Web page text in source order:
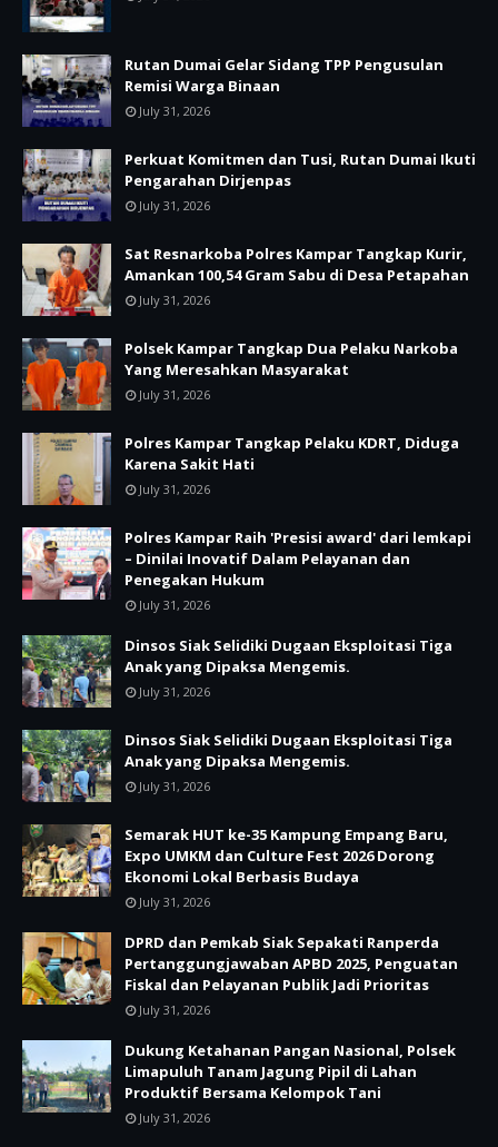
Rutan Dumai Gelar Sidang TPP Pengusulan
Remisi Warga Binaan
July 31, 2026
Perkuat Komitmen dan Tusi, Rutan Dumai Ikuti
Pengarahan Dirjenpas
July 31, 2026
Sat Resnarkoba Polres Kampar Tangkap Kurir,
Amankan 100,54 Gram Sabu di Desa Petapahan
July 31, 2026
Polsek Kampar Tangkap Dua Pelaku Narkoba
Yang Meresahkan Masyarakat
July 31, 2026
Polres Kampar Tangkap Pelaku KDRT, Diduga
Karena Sakit Hati
July 31, 2026
Polres Kampar Raih 'Presisi award' dari lemkapi
– Dinilai Inovatif Dalam Pelayanan dan
Penegakan Hukum
July 31, 2026
Dinsos Siak Selidiki Dugaan Eksploitasi Tiga
Anak yang Dipaksa Mengemis.
July 31, 2026
Dinsos Siak Selidiki Dugaan Eksploitasi Tiga
Anak yang Dipaksa Mengemis.
July 31, 2026
Semarak HUT ke-35 Kampung Empang Baru,
Expo UMKM dan Culture Fest 2026 Dorong
Ekonomi Lokal Berbasis Budaya
July 31, 2026
DPRD dan Pemkab Siak Sepakati Ranperda
Pertanggungjawaban APBD 2025, Penguatan
Fiskal dan Pelayanan Publik Jadi Prioritas
July 31, 2026
Dukung Ketahanan Pangan Nasional, Polsek
Limapuluh Tanam Jagung Pipil di Lahan
Produktif Bersama Kelompok Tani
July 31, 2026